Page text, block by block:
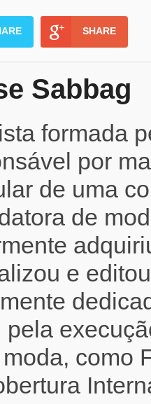
SHARE
Sabbag
formada
por
de uma
de
e
pela
como